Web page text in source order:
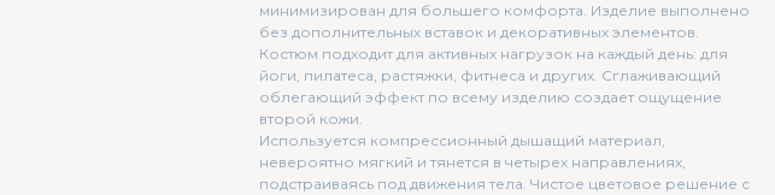
минимизирован для большего комфорта. Изделие выполнено
без дополнительных вставок и декоративных элементов.
Костюм подходит для активных нагрузок на каждый день: для
йоги, пилатеса, растяжки, фитнеса и других. Сглаживающий
облегающий эффект по всему изделию создает ощущение
второй кожи.
Используется компрессионный дышащий материал,
невероятно мягкий и тянется в четырех направлениях,
подстраиваясь под движения тела. Чистое цветовое решение с